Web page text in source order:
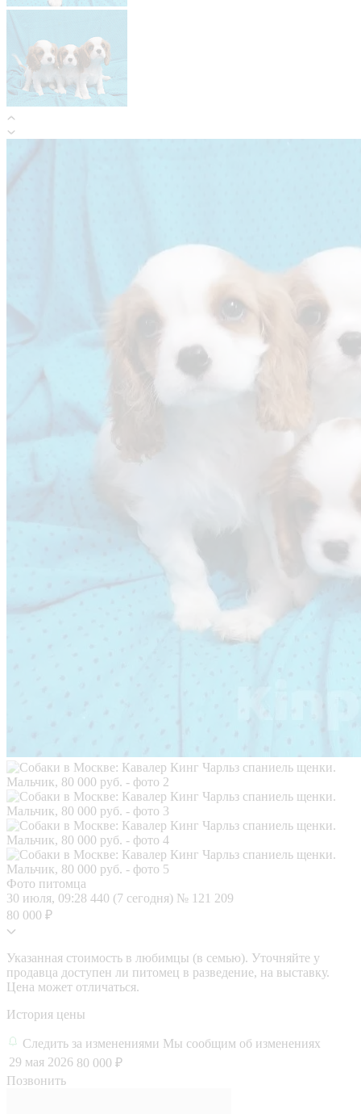
Фото питомца
30 июля, 09:28 440 (7 сегодня) № 121 209
80 000 ₽
Указанная стоимость в любимцы (в семью). Уточняйте у
продавца доступен ли питомец в разведение, на выставку.
Цена может отличаться.
История цены
Следить за изменениями Мы сообщим об изменениях
29 мая 2026 80 000 ₽
Позвонить